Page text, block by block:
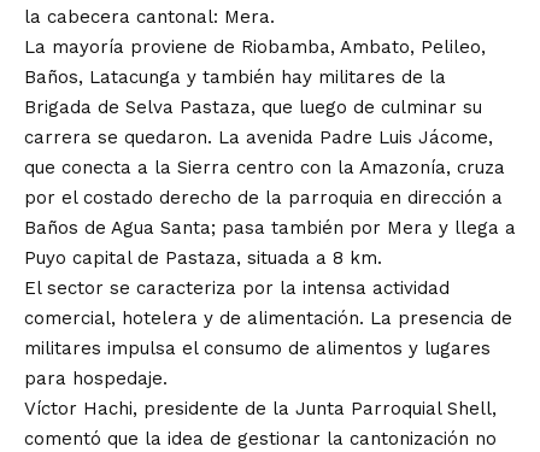
la cabecera cantonal: Mera.
La mayoría proviene de Riobamba, Ambato, Pelileo,
Baños, Latacunga y también hay militares de la
Brigada de Selva Pastaza, que luego de culminar su
carrera se quedaron. La avenida Padre Luis Jácome,
que conecta a la Sierra centro con la Amazonía, cruza
por el costado derecho de la parroquia en dirección a
Baños de Agua Santa; pasa también por Mera y llega a
Puyo capital de Pastaza, situada a 8 km.
El sector se caracteriza por la intensa actividad
comercial, hotelera y de alimentación. La presencia de
militares impulsa el consumo de alimentos y lugares
para hospedaje.
Víctor Hachi, presidente de la Junta Parroquial Shell,
comentó que la idea de gestionar la cantonización no